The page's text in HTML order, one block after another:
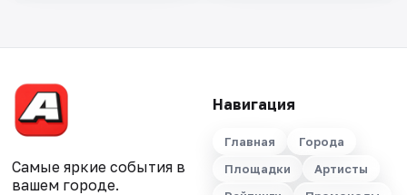
Самые яркие события в
вашем городе.
Навигация
Главная
Города
Площадки
Артисты